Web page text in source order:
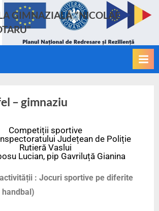
GIMNAZIALĂ "NICOLAE
– gimnaziu
Competiții sportive
Județean de Poliție
Rutieră Vaslui
Lucian, pip Gavriluță Gianina
: Jocuri sportive pe diferite